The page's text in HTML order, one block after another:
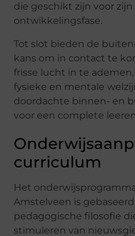
die geschikt zijn voor zijn
ontwikkelingsfase.
Tot slot bieden de
kans om in contact te
frisse lucht in te
fysieke en mentale
doordachte binnen- en
voor een complete
curriculum
Het
Amstelveen is
pedagogische filosofie
stimuleren van